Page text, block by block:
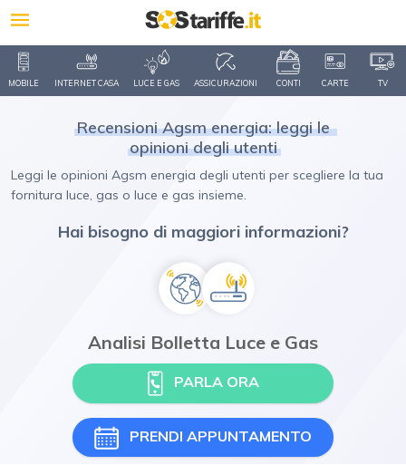
MOBILE INTERNET CASA LUCE E GAS ASSICURAZIONI CONTI CARTE TV
Recensioni Agsm energia: leggi le
opinioni degli utenti
Leggi le opinioni Agsm energia degli utenti per scegliere la tua
fornitura luce, gas o luce e gas insieme.
Hai bisogno di maggiori informazioni?
Analisi Bolletta Luce e Gas
PARLA ORA
PRENDI APPUNTAMENTO